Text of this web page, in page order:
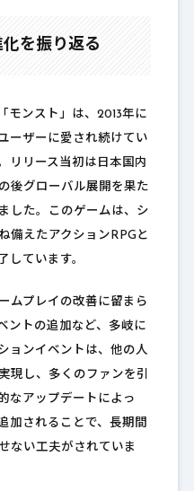
を振り返る
モンスト」は、2013年に
ーザーに愛され続けてい
リリース当初は日本国内
後グローバル展開を果た
した。このゲームは、シ
備えたアクションRPGと
しています。
ムプレイの改善に留まら
ントの追加など、多岐に
ョンイベントは、他の人
現し、多くのファンを引
なアップデートによっ
加されることで、長期間
ない工夫がされていま